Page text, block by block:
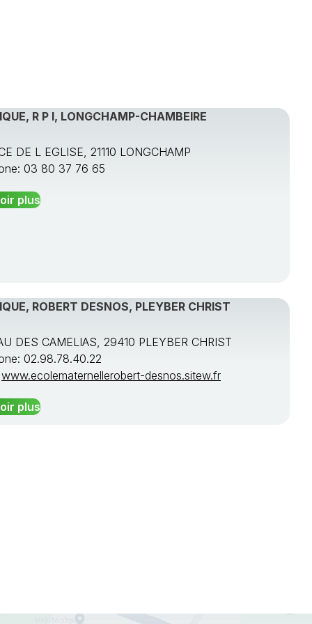
R P I, LONGCHAMP-CHAMBEIRE
DE L EGLISE, 21110 LONGCHAMP
03 80 37 76 65
plus
ROBERT DESNOS, PLEYBER CHRIST
DES CAMELIAS, 29410 PLEYBER CHRIST
02.98.78.40.22
www.ecolematernellerobert-desnos.sitew.fr
plus